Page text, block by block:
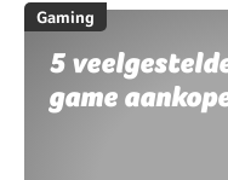
Gaming
5
game